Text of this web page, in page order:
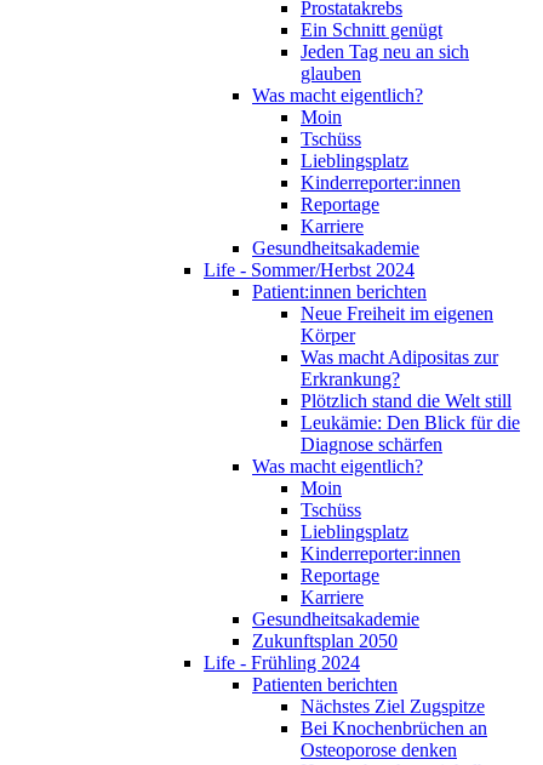
Prostatakrebs
Ein Schnitt genügt
Jeden Tag neu an sich
glauben
Was macht eigentlich?
Moin
Tschüss
Lieblingsplatz
Kinderreporter:innen
Reportage
Karriere
Gesundheitsakademie
Life - Sommer/Herbst 2024
Patient:innen berichten
Neue Freiheit im eigenen
Körper
Was macht Adipositas zur
Erkrankung?
Plötzlich stand die Welt still
Leukämie: Den Blick für die
Diagnose schärfen
Was macht eigentlich?
Moin
Tschüss
Lieblingsplatz
Kinderreporter:innen
Reportage
Karriere
Gesundheitsakademie
Zukunftsplan 2050
Life - Frühling 2024
Patienten berichten
Nächstes Ziel Zugspitze
Bei Knochenbrüchen an
Osteoporose denken